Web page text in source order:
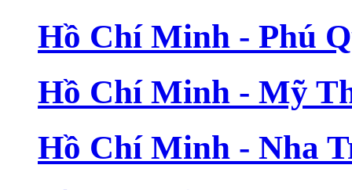
Hồ Chí Minh - Phú
Hồ Chí Minh - Mỹ
Hồ Chí Minh - Nha